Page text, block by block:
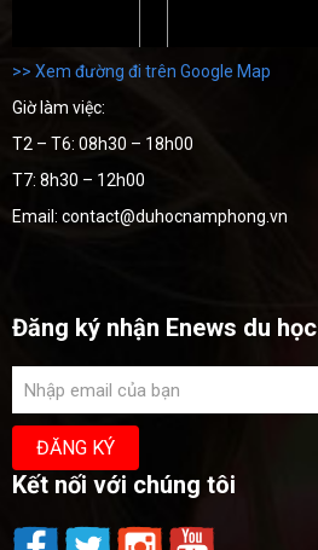
>> Xem đường đi trên Google Map
Giờ làm việc:
T2 – T6: 08h30 – 18h00
T7: 8h30 – 12h00
Email: contact@duhocnamphong.vn
Đăng ký nhận Enews du học
Kết nối với chúng tôi